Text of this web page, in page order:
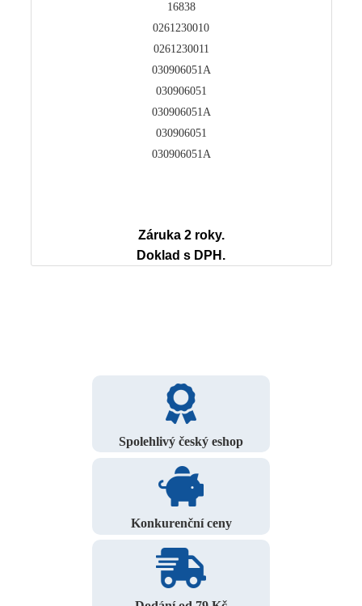
16838
0261230010
0261230011
030906051A
030906051
030906051A
030906051
030906051A
Záruka 2 roky.
Doklad s DPH.
Spolehlivý český eshop
Konkurenční ceny